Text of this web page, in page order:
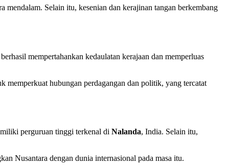
mendalam. Selain itu, kesenian dan kerajinan tangan berkembang
mempertahankan kedaulatan kerajaan dan memperluas
hubungan perdagangan dan politik, yang tercatat
perguruan tinggi terkenal di Nalanda, India. Selain itu,
Nusantara dengan dunia internasional pada masa itu.